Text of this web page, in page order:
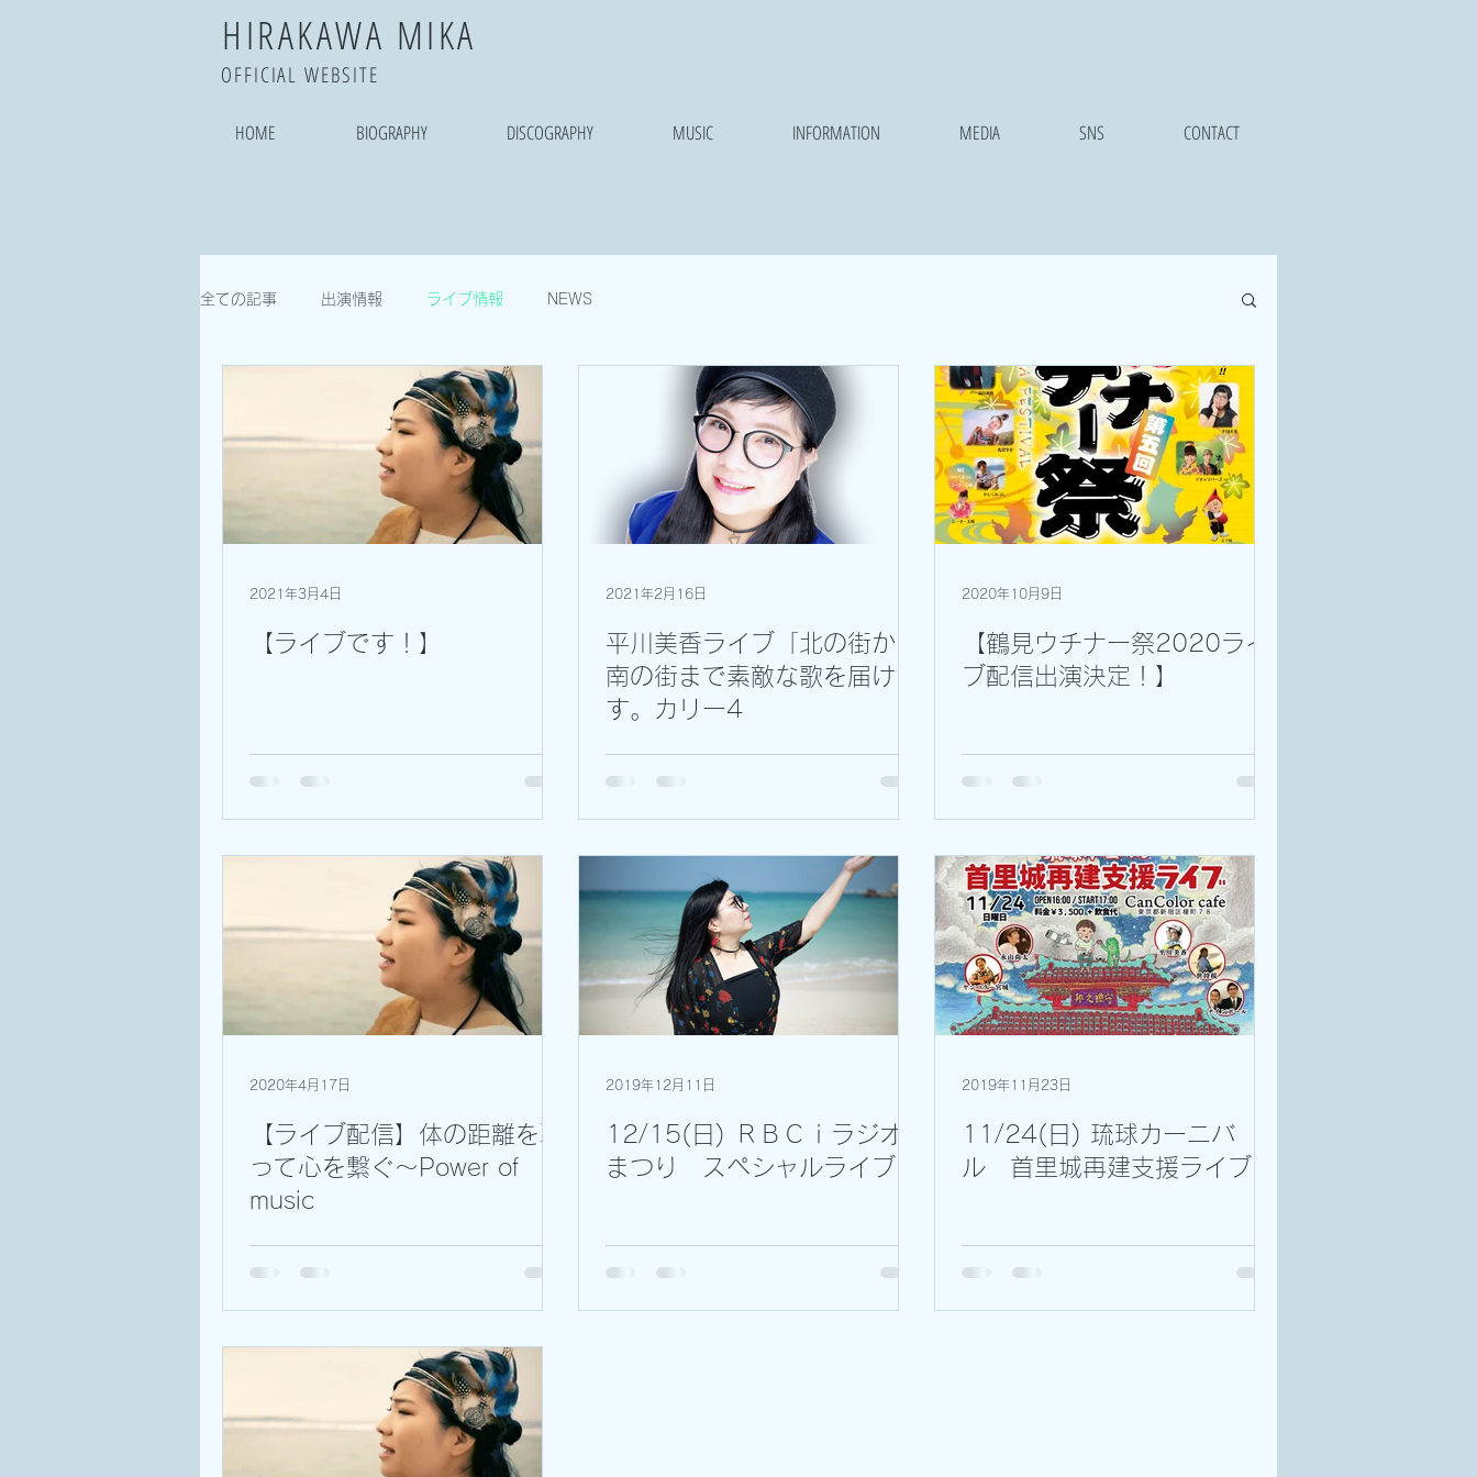
​HIRAKAWA MIKA
OFFICIAL WEBSITE
HOME BIOGRAPHY DISCOGRAPHY MUSIC INFORMATION MEDIA SNS CONTACT
全ての記事 出演情報 ライブ情報 NEWS
【ライブです！】
2021年3月4日
平川美香ライブ「北の街から
南の街まで素敵な歌を届けま
す。カリー4
2021年2月16日
【鶴見ウチナー祭2020ライ
ブ配信出演決定！】
2020年10月9日
【ライブ配信】体の距離を取
って心を繋ぐ～Power of
music
2020年4月17日
12/15(日) ＲＢＣｉラジオ
まつり スペシャルライブ
2019年12月11日
11/24(日) 琉球カーニバ
ル 首里城再建支援ライブ
2019年11月23日